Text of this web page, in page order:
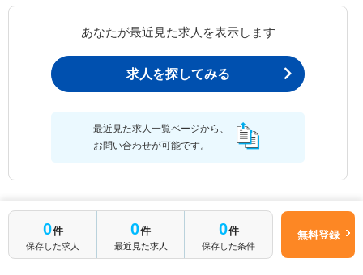
あなたが最近見た求人を表示します
求人を探してみる
最近見た求人一覧ページから、
お問い合わせが可能です。
最近見た求人一覧
0件
保存した求人
0件
最近見た求人
0件
保存した条件
無料登録